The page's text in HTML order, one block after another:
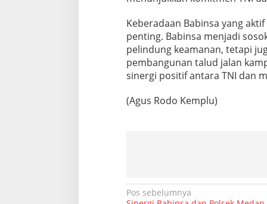
Keberadaan Babinsa yang
penting. Babinsa menjadi
pelindung keamanan, tetapi
pembangunan talud jalan
sinergi positif antara TNI dan
(Agus Rodo Kemplu)
N
Pos sebelumnya